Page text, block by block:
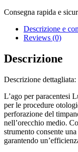
Consegna rapida e
Descrizione e
Reviews (0)
Descrizione
Descrizione dettagliata:
L’ago per paracentesi
per le procedure
perforazione del
nell’orecchio medio.
strumento consente
garantendo